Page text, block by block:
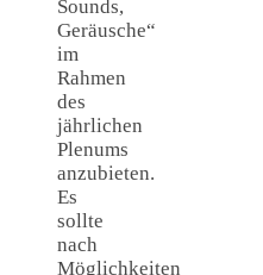
Sounds,
Geräusche“
im
Rahmen
des
jährlichen
Plenums
anzubieten.
Es
sollte
nach
Möglichkeiten